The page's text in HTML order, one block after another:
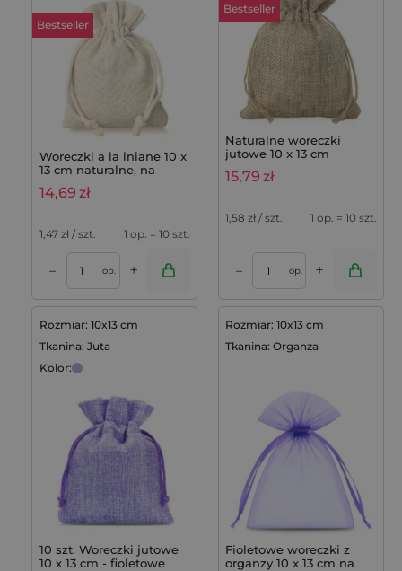
Bestseller
Woreczki a la lniane 10 x
13 cm naturalne, na
lawendą - 10 szt.
14,69 zł
1,47 zł / szt. 1 op. = 10 szt.
– op. +
Bestseller
Naturalne woreczki
jutowe 10 x 13 cm
lawendowe - 10 szt.
15,79 zł
1,58 zł / szt. 1 op. = 10 szt.
– op. +
Rozmiar: 10x13 cm
Tkanina: Juta
Kolor:
10 szt. Woreczki jutowe
10 x 13 cm - fioletowe
Rozmiar: 10x13 cm
Tkanina: Organza
Fioletowe woreczki z
organzy 10 x 13 cm na